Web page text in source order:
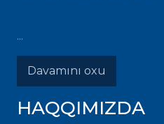
...
Davamını oxu
HAQQIMIZDA